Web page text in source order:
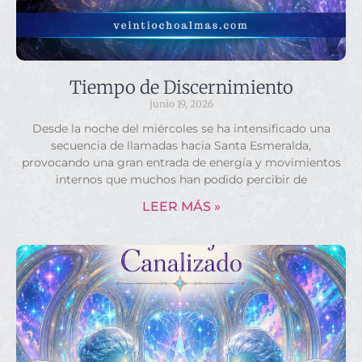
Tiempo de Discernimiento
junio 19, 2026
Desde la noche del miércoles se ha intensificado una
secuencia de llamadas hacia Santa Esmeralda,
provocando una gran entrada de energía y movimientos
internos que muchos han podido percibir de
LEER MÁS »